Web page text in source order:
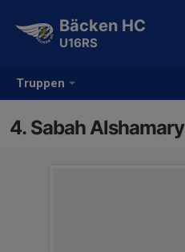
Truppen
Bäcken HC
U16RS
4. Sabah Alshamary